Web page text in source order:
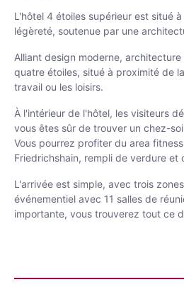
L'hôtel 4 étoiles supérieur est situé
légèreté, soutenue par une
Alliant design moderne,
quatre étoiles, situé à proximité de
travail ou les loisirs.
À l'intérieur de l'hôtel, les visiteurs
vous êtes sûr de trouver un chez-
Vous pourrez profiter du area
Friedrichshain, rempli de verdure
L'arrivée est simple, avec trois
événementiel avec 11 salles de
importante, vous trouverez tout ce